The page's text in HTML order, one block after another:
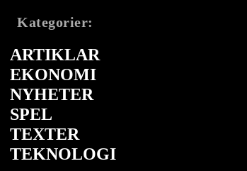
Kategorier:
ARTIKLAR
EKONOMI
NYHETER
SPEL
TEXTER
TEKNOLOGI